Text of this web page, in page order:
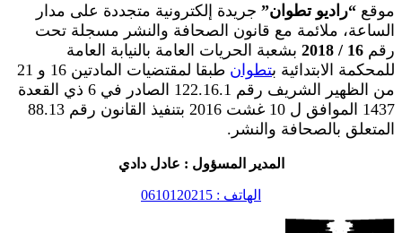
موقع “راديو تطوان” جريدة إلكترونية متجددة على مدار
الساعة، ملائمة مع قانون الصحافة والنشر مسجلة تحت
رقم 16 / 2018
بشعبة الحريات العامة بالنيابة العامة
للمحكمة الابتدائية بتطوان
طبقا لمقتضيات المادتين 16 و 21
من الظهير الشريف رقم 122.16.1 الصادر في 6 ذي القعدة
1437 الموافق ل 10 غشت 2016 بتنفيذ القانون رقم 88.13
المتعلق بالصحافة والنشر.
المدير المسؤول : عادل دادي
الهاتف : 0610120215